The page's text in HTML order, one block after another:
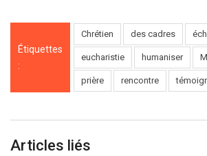
Étiquettes
:
Chrétien des cadres
eucharistie humaniser
prière rencontre
Articles liés